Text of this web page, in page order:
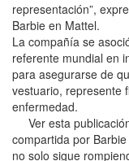
representación”,
Barbie en Mattel.
La compañía se
referente mundial en
para asegurarse de
vestuario, represente
enfermedad.
Ver esta
compartida por
no solo sigue